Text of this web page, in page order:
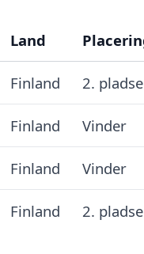
Land
Finland 2.
Finland Vinder
Finland Vinder
Finland 2.